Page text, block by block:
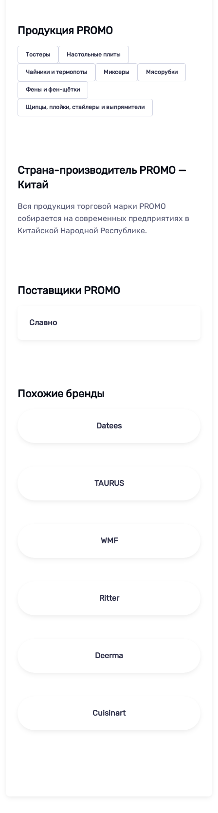
Продукция PROMO
Тостеры Настольные плиты
Чайники и термопоты Миксеры Мясорубки
Фены и фен-щётки
Щипцы, плойки, стайлеры и выпрямители
Страна-производитель PROMO —
Китай
Вся продукция торговой марки PROMO
собирается на современных предприятиях в
Китайской Народной Республике.
Поставщики PROMO
Славно
Похожие бренды
Datees
TAURUS
WMF
Ritter
Deerma
Cuisinart